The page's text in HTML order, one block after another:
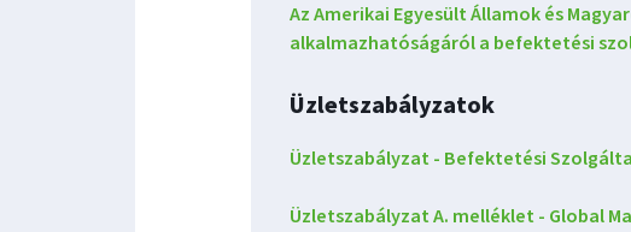
Az Amerikai Egyesült Államok és
alkalmazhatóságáról a befektetési
Üzletszabályzatok
Üzletszabályzat - Befektetési
Üzletszabályzat A. melléklet - Global